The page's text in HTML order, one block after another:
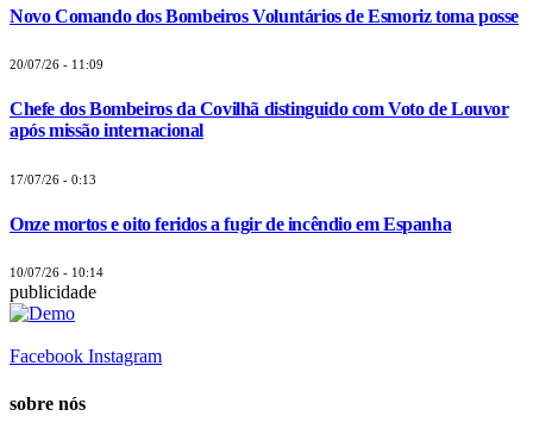
Novo Comando dos Bombeiros Voluntários de Esmoriz toma posse
20/07/26 - 11:09
Chefe dos Bombeiros da Covilhã distinguido com Voto de Louvor
após missão internacional
17/07/26 - 0:13
Onze mortos e oito feridos a fugir de incêndio em Espanha
10/07/26 - 10:14
publicidade
Facebook Instagram
sobre nós